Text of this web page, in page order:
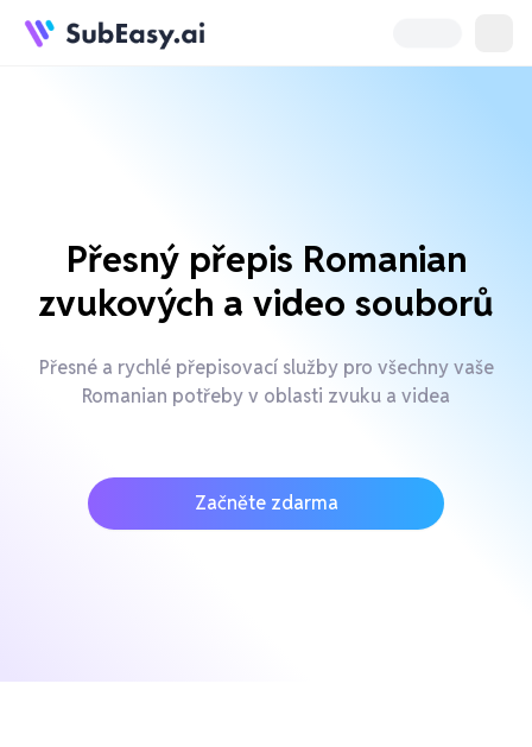
Přesný přepis Romanian
zvukových a video souborů
Přesné a rychlé přepisovací služby pro všechny vaše
Romanian potřeby v oblasti zvuku a videa
Začněte zdarma